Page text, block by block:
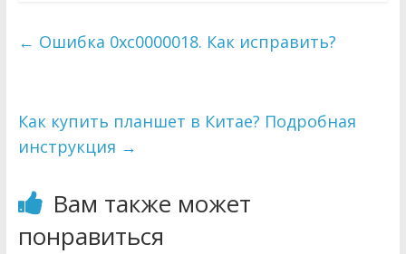
← Ошибка 0xc0000018. Как исправить?
Как купить планшет в Китае? Подробная
инструкция →
Вам также может
понравиться